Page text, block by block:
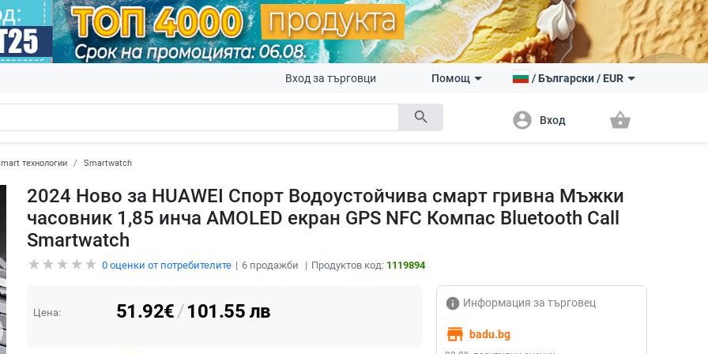
search
Вход за търговци Помощ /Български/ EUR
account_circle Вход shopping_basket
технологии Smartwatch
2024 Ново за HUAWEI Спорт Водоустойчива смарт гривна Мъжки
часовник 1,85 инча AMOLED екран GPS NFC Компас Bluetooth Call
Smartwatch
0оценки от потребителите 6продажби Продуктов код: 1119894
Цена: 51.92€/101.55 лв info Информация за търговец
store badu.bg